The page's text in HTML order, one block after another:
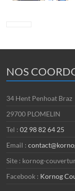
NOS
34 Hent Penhoat Braz
29700 PLOMELIN
Tel :02 98 82 64 25
Email :
Site : kornog-
Facebook : Kornog